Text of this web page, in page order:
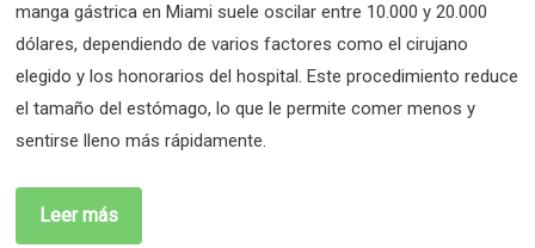
manga gástrica en Miami suele oscilar entre 10.000 y 20.000
dólares, dependiendo de varios factores como el cirujano
elegido y los honorarios del hospital. Este procedimiento reduce
el tamaño del estómago, lo que le permite comer menos y
sentirse lleno más rápidamente.
Leer más